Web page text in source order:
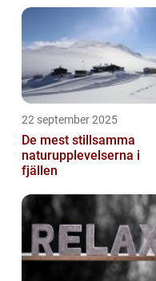
22 september 2025
De mest stillsamma
naturupplevelserna i
fjällen